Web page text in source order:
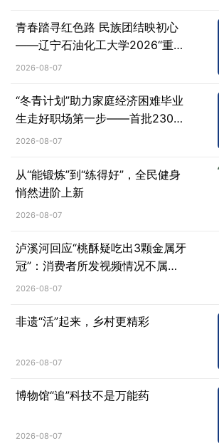
青春踏寻红色路 民族团结映初心
——辽宁石油化工大学2026“重走
长征路”实践团走进红光村
2026-08-07
“冬青计划”助力家庭经济困难毕业
生走好职场第一步——首批2300
余名大学生受益于就业帮扶项目
2026-08-07
从“能锻炼”到“练得好”，全民健身
悄然进阶上新
2026-08-07
泸溪河回应“桃酥疑吃出3颗金属牙
冠”：消费者所发视频情况不属
实，已主动删除相关视频
2026-08-07
非遗“活”起来，乡村更精彩
2026-08-07
博物馆“追”科技不是万能药
2026-08-07